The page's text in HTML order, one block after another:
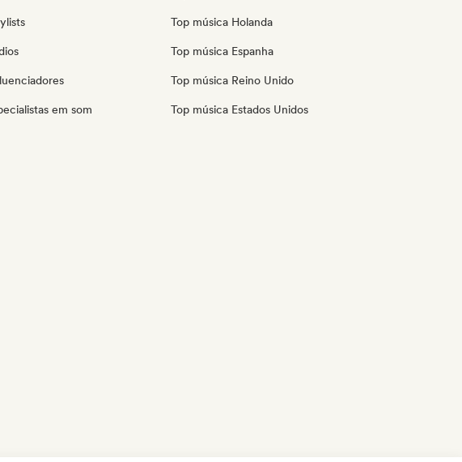
em som
Top música Holanda
Top música Espanha
Top música Reino Unido
Top música Estados Unidos